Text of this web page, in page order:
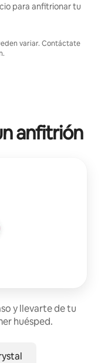
para anfitrionar tu
variar. Contáctate
anfitrión
y llevarte de tu
huésped.